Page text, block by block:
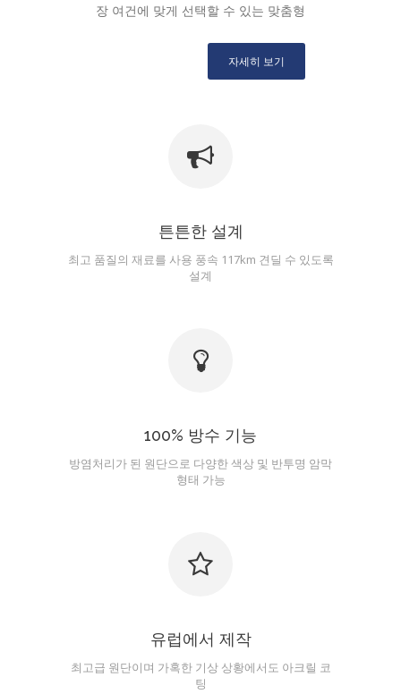
장 여건에 맞게 선택할 수 있는 맞춤형
자세히 보기
튼튼한 설계
최고 품질의 재료를 사용 풍속 117km 견딜 수 있도록
설계
100% 방수 기능
방염처리가 된 원단으로 다양한 색상 및 반투명 암막
형태 가능
유럽에서 제작
최고급 원단이며 가혹한 기상 상황에서도 아크릴 코
팅